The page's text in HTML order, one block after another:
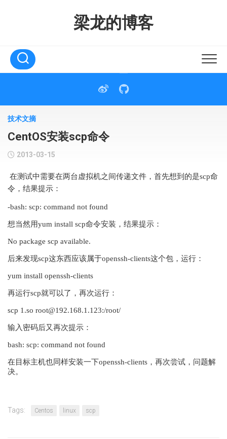
梁龙的博客
技术文摘
CentOS安装scp命令
2013-03-15
在测试中需要在两台虚拟机之间传递文件，首先想到的是scp命
令，结果提示：
-bash: scp: command not found
想当然用yum install scp命令安装，结果提示：
No package scp available.
后来发现scp这东西应该属于openssh-clients这个包，运行：
yum install openssh-clients
再运行scp就可以了，再次运行：
scp 1.so root@192.168.1.123:/root/
输入密码后又再次提示：
bash: scp: command not found
在目标主机也同样安装一下openssh-clients，再次尝试，问题解
决。
Tags: Centos linux scp